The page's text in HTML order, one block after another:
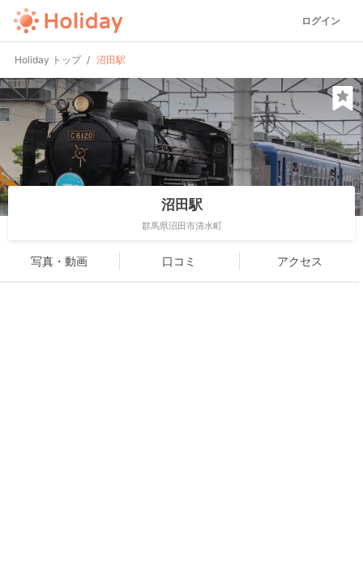
ログイン
Holiday トップ 沼田駅
沼田駅
群馬県沼田市清水町
写真・動画 口コミ アクセス